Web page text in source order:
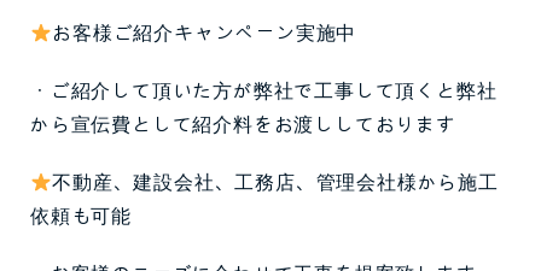
お客様ご紹介キャンペーン実施中
・ご紹介して頂いた方が弊社で工事して頂くと弊社
から宣伝費として紹介料をお渡ししております
不動産、建設会社、工務店、管理会社様から施工
依頼も可能